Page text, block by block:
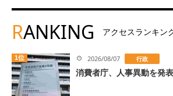
RANKING アクセスランキン
1位 2026/08/07 行政
消費者庁、人事異動を発